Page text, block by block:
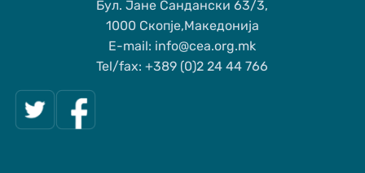
Бул. Јане Сандански 63/3,
1000 Скопје,Македонија
Е-mail: info@cea.org.mk
Tel/fax: +389 (0)2 24 44 766